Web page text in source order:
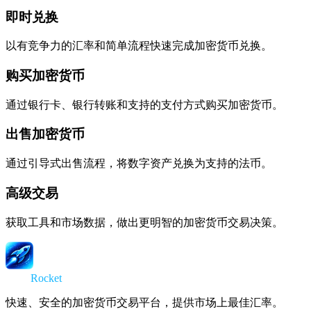
即时兑换
以有竞争力的汇率和简单流程快速完成加密货币兑换。
购买加密货币
通过银行卡、银行转账和支持的支付方式购买加密货币。
出售加密货币
通过引导式出售流程，将数字资产兑换为支持的法币。
高级交易
获取工具和市场数据，做出更明智的加密货币交易决策。
Rocket
快速、安全的加密货币交易平台，提供市场上最佳汇率。